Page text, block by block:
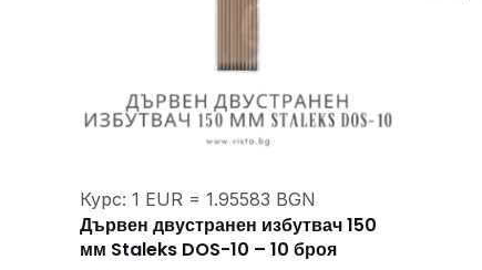
Курс: 1 EUR = 1.95583 BGN
Дървен двустранен избутвач 150
мм Staleks DOS-10 – 10 броя